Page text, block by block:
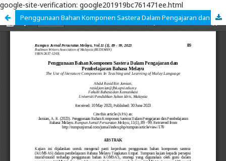
google-site-verification: google201919bc761471ee.html
Penggunaan Bahan Komponen Sastera Dalam Pengajaran dan Pembelajaran Bahasa Melayu